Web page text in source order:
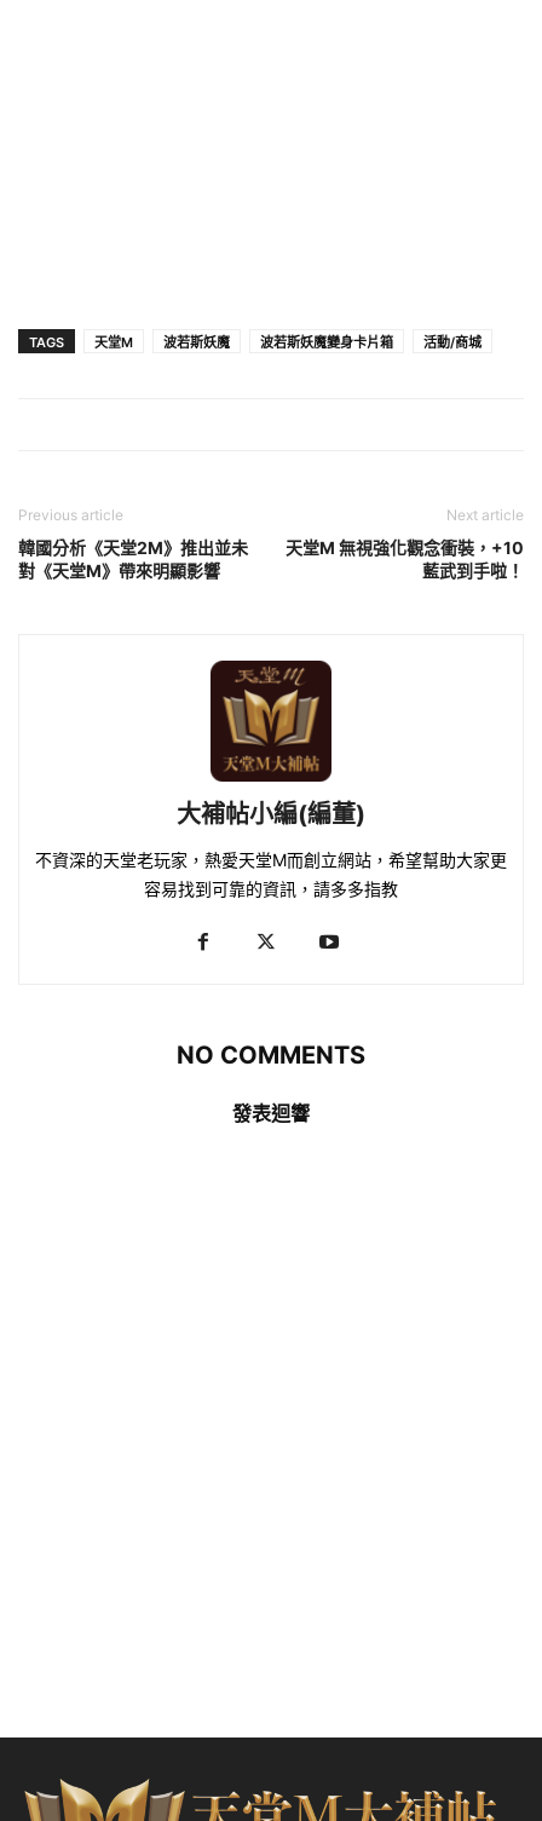
TAGS 天堂M 波若斯妖魔 波若斯妖魔變身卡片箱 活動/商城
Previous article
韓國分析《天堂2M》推出並未
對《天堂M》帶來明顯影響
Next article
天堂M 無視強化觀念衝裝，+10
藍武到手啦！
大補帖小編(編董)
不資深的天堂老玩家，熱愛天堂M而創立網站，希望幫助大家更
容易找到可靠的資訊，請多多指教
NO COMMENTS
發表迴響